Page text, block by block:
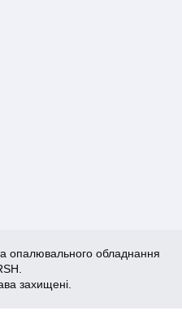
опалювального обладнання
захищені.